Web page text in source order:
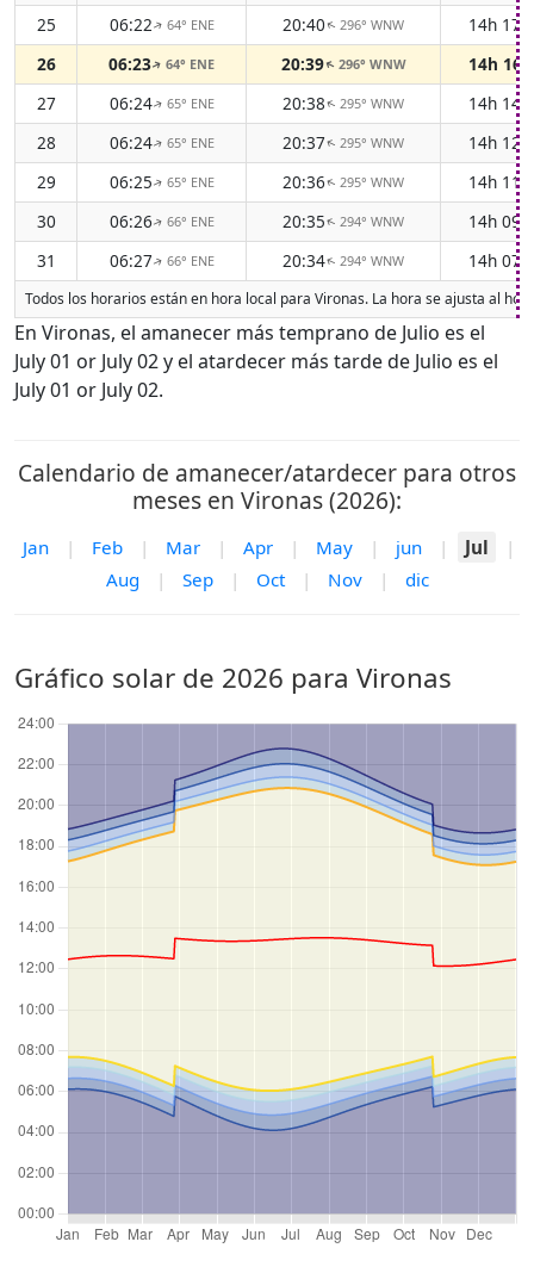
25 06:22↑ 64° ENE 20:40↑296° WNW
14h
26
06:23↑64° ENE 20:39↑ 296° WNW
14h
27
06:24↑ 65° ENE 20:38↑295° WNW
14h
28
06:24↑ 65° ENE 20:37↑295° WNW
14h
29
06:25↑ 65° ENE 20:36↑295° WNW
14h
30
06:26↑ 66° ENE 20:35↑294° WNW
14h
31
06:27↑ 66° ENE 20:34↑294° WNW 14h
Todos los horarios están en hora local para Vironas. La hora se ajusta al
En Vironas, el amanecer más temprano de Julio es el
July 01 or July 02 y el atardecer más tarde de Julio es el
July 01 or July 02.
Calendario de amanecer/atardecer para otros
meses en Vironas (2026):
Jan | Feb | Mar | Apr | May | jun | Jul
|
Aug
| Sep | Oct | Nov | dic
Gráfico solar de 2026 para Vironas